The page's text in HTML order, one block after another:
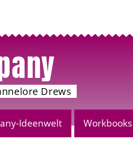
Drews
Ideenwelt Workbooks